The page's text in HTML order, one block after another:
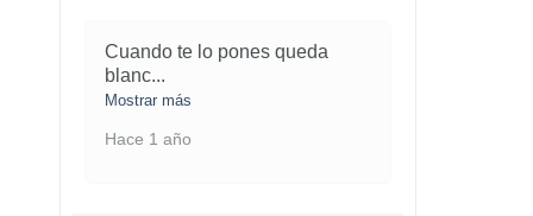
Cuando te lo pones queda
blanc...
Mostrar más
Hace 1 año